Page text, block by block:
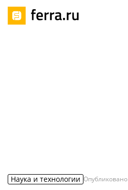
Наука и технологии Опубликовано